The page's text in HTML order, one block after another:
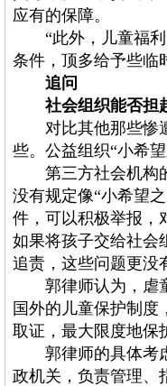
应有的保障。
“此外，儿童福
条件，顶多给予些临
追问
社会组织能否担
对比其他那些惨遭
些。公益组织“小希
第三方社会机构的
没有规定像“小希望
件，可以积极举报，
如果将孩子交给社会
追责，这些问题更没
郭律师认为，虐童
国外的儿童保护制
取证，最大限度地保
郭律师的具体考虑
政机关，负责管理、